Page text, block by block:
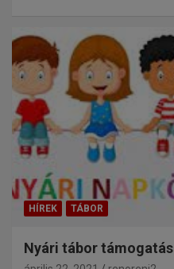
HÍREK TÁBOR
Nyári tábor támogatás